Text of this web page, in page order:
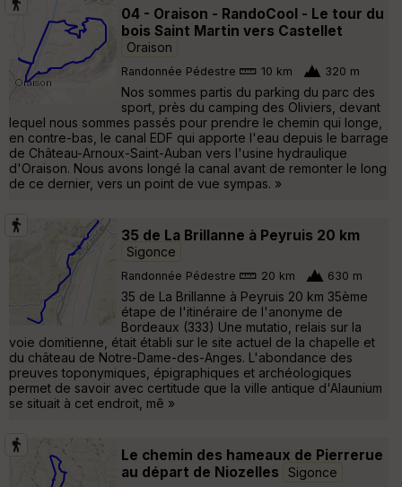
04 - Oraison - RandoCool - Le tour du
bois Saint Martin vers Castellet
Oraison
Randonnée Pédestre 10 km 320 m
Nos sommes partis du parking du parc des
sport, près du camping des Oliviers, devant
lequel nous sommes passés pour prendre le chemin qui longe,
en contre-bas, le canal EDF qui apporte l'eau depuis le barrage
de Château-Arnoux-Saint-Auban vers l'usine hydraulique
d'Oraison. Nous avons longé la canal avant de remonter le long
de ce dernier, vers un point de vue sympas. »
35 de La Brillanne à Peyruis 20 km
Sigonce
Randonnée Pédestre 20 km 630 m
35 de La Brillanne à Peyruis 20 km 35ème
étape de l'itinéraire de l'anonyme de
Bordeaux (333) Une mutatio, relais sur la
voie domitienne, était établi sur le site actuel de la chapelle et
du château de Notre-Dame-des-Anges. L'abondance des
preuves toponymiques, épigraphiques et archéologiques
permet de savoir avec certitude que la ville antique d'Alaunium
se situait à cet endroit, mê »
Le chemin des hameaux de Pierrerue
au départ de Niozelles
Sigonce